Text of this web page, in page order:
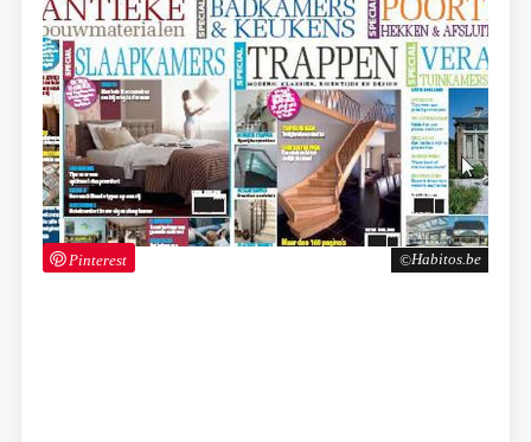
Habitos.be
Pinterest